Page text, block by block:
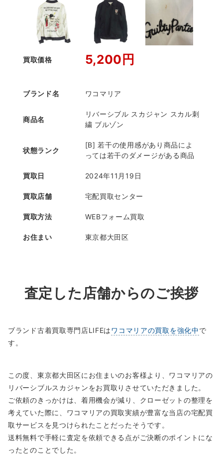
買取価格 5,200円
ブランド名 ワコマリア
商品名
リバーシブル スカジャン スカル刺
繍 ブルゾン
状態ランク
[B] 若干の使用感があり商品によ
っては若干のダメージがある商品
買取日 2024年11月19日
買取店舗 宅配買取センター
買取方法 WEBフォーム買取
お住まい 東京都大田区
査定した店舗からのご挨拶
ブランド古着買取専門店LIFEはワコマリアの買取を強化中で
す。
この度、東京都大田区にお住まいのお客様より、ワコマリアの
リバーシブルスカジャンをお買取りさせていただきました。
ご依頼のきっかけは、着用機会が減り、クローゼットの整理を
考えていた際に、ワコマリアの買取実績が豊富な当店の宅配買
取サービスを見つけられたことだったそうです。
送料無料で手軽に査定を依頼できる点がご決断のポイントにな
ったとのことでした。